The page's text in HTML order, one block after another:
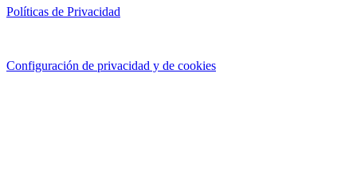
Políticas de Privacidad
Configuración de privacidad y de cookies